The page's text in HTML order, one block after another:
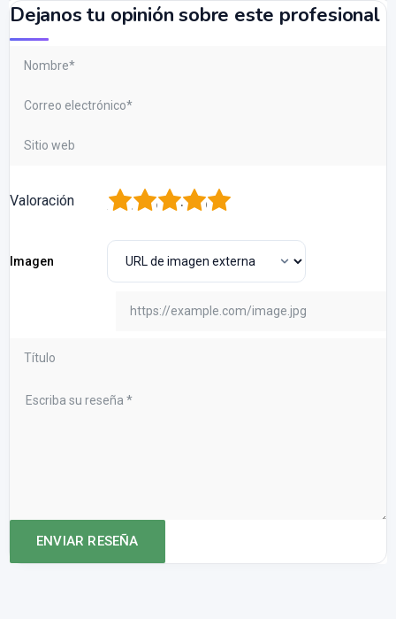
Dejanos tu opinión sobre este profesional
Valoración 5
4
3
2
Imagen